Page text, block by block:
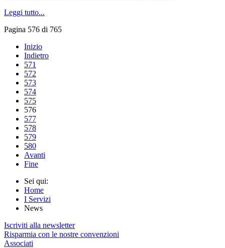
Leggi tutto...
Pagina 576 di 765
Inizio
Indietro
571
572
573
574
575
576
577
578
579
580
Avanti
Fine
Sei qui:
Home
I Servizi
News
Iscriviti alla newsletter
Risparmia con le nostre convenzioni
Associati